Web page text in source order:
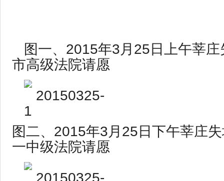
图一、2015年3月25日上午莘
市高级法院请愿
图二、2015年3月25日下午莘庄
一中级法院请愿